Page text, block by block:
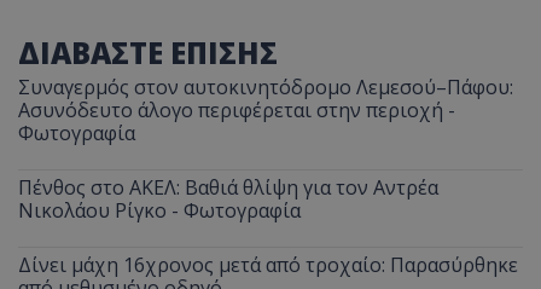
ΔΙΑΒΑΣΤΕ ΕΠΙΣΗΣ
Συναγερμός στον αυτοκινητόδρομο Λεμεσού–Πάφου:
Ασυνόδευτο άλογο περιφέρεται στην περιοχή -
Φωτογραφία
Πένθος στο ΑΚΕΛ: Βαθιά θλίψη για τον Αντρέα
Νικολάου Ρίγκο - Φωτογραφία
Δίνει μάχη 16χρονος μετά από τροχαίο: Παρασύρθηκε